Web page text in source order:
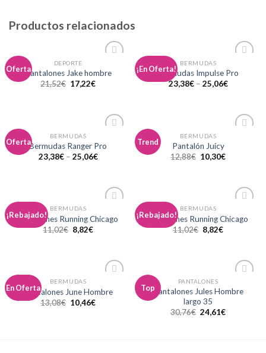
Productos relacionados
Oferta
a la
DEPORTE
Pantalones Jake hombre
21,52€ 17,22€
¡En Oferta!
a la
BERMUDAS
Bermudas Impulse Pro
23,38€– 25,06€
Oferta
a la
BERMUDAS
Bermudas Ranger Pro
23,38€– 25,06€
Trend
BERMUDAS
Pantalón Juicy
12,88€ 10,30€
¡Rebajado!
a la
BERMUDAS
Pantalones Running Chicago
11,02€ 8,82€
¡Rebajado!
a la
BERMUDAS
Pantalones Running Chicago
11,02€ 8,82€
En Oferta
a la
BERMUDAS
Pantalones June Hombre
13,08€ 10,46€
Top
a la
PANTALONES
Pantalones Jules Hombre
largo 35
30,76€ 24,61€